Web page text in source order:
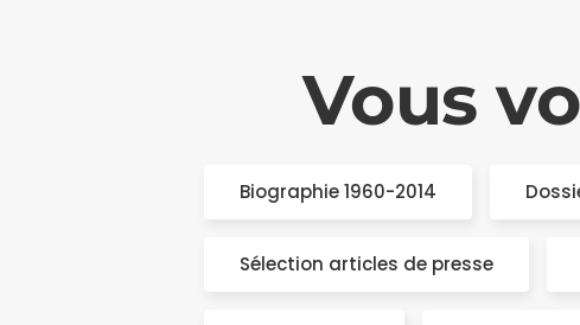
Vous
Biographie 1960-2014
Sélection articles de presse